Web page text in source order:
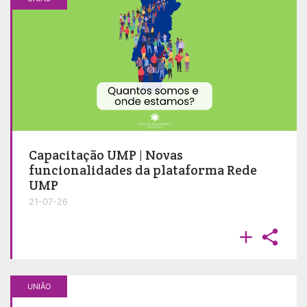
Capacitação UMP | Novas
funcionalidades da plataforma Rede
UMP
21-07-26
 
UNIÃO